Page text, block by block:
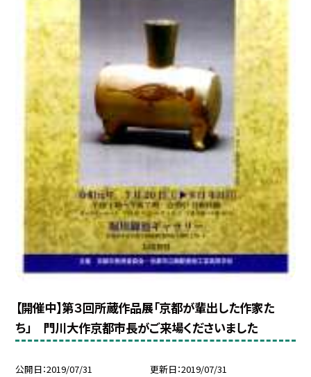
【開催中】第３回所蔵作品展「京都が輩出した作家た
ち」 門川大作京都市長がご来場くださいました
公開日 2019/07/31 更新日 2019/07/31